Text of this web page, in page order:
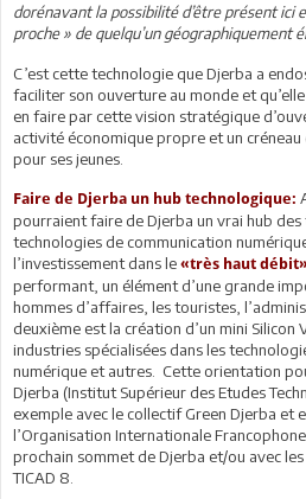
dorénavant la possibilité d’être présent ici
proche » de quelqu’un géographiquement
C’est cette technologie que Djerba a
faciliter son ouverture au monde et
en faire par cette vision stratégique
activité économique propre et un
pour ses jeunes.
Faire de Djerba un hub technologique:
pourraient faire de Djerba un vrai hub
technologies de communication
l’investissement dans le «très haut débit»
performant, un élément d’une grande
hommes d’affaires, les touristes,
deuxième est la création d’un mini
industries spécialisées dans les
numérique et autres. Cette orientation
Djerba (Institut Supérieur des Etudes
exemple avec le collectif Green Djerba et
l’Organisation Internationale
prochain sommet de Djerba et/ou avec
TICAD 8.